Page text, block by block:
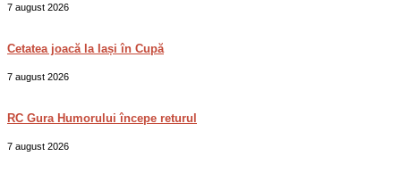
7 august 2026
Cetatea joacă la Iași în Cupă
7 august 2026
RC Gura Humorului începe returul
7 august 2026